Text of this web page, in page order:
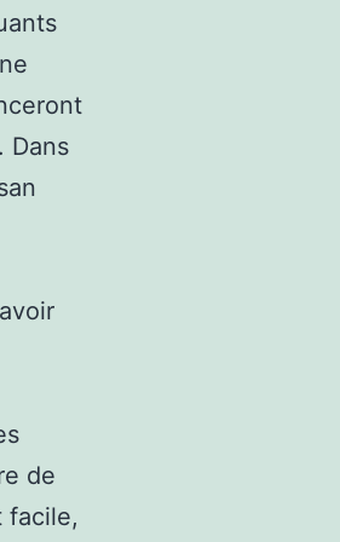
Dans
de
facile,